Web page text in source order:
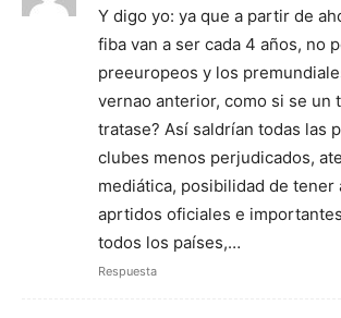
Y digo yo: ya que a partir de
fiba van a ser cada 4 años, no
preeuropeos y los
vernao anterior, como si se un
tratase? Así saldrían todas las
clubes menos perjudicados,
mediática, posibilidad de tener
aprtidos oficiales e
todos los países,…
Respuesta